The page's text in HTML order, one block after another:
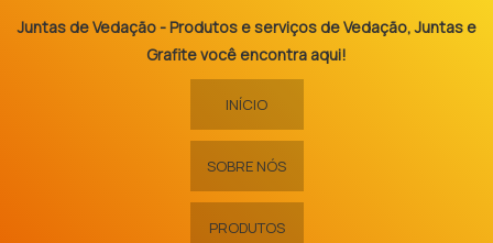
Juntas de Vedação - Produtos e serviços de Vedação, Juntas e
Grafite você encontra aqui!
INÍCIO
SOBRE NÓS
PRODUTOS